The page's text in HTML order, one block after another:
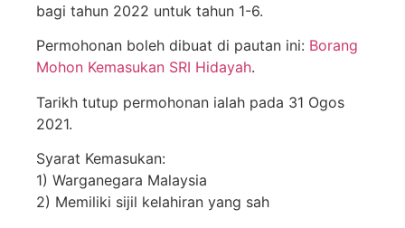
bagi tahun 2022 untuk tahun 1-6.
Permohonan boleh dibuat di pautan ini: Borang
Mohon Kemasukan SRI Hidayah.
Tarikh tutup permohonan ialah pada 31 Ogos
2021.
Syarat Kemasukan:
1) Warganegara Malaysia
2) Memiliki sijil kelahiran yang sah